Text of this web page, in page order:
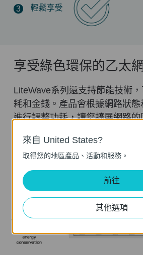
3 輕鬆享受
享受綠色環保的乙太
LiteWave系列還支持節能技術
耗和金錢。產品會根據網路狀
進行調整功耗，讓您擴展網路
程度的減少碳足跡，拯救地球
是真正的雙贏！
來自 United States?
取得您的地區產品、活動和服務。
前往
其他選項